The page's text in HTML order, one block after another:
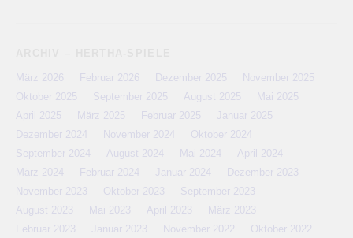
März 2026 Februar 2026 Dezember 2025
November 2025
Oktober 2025
September 2025 August 2025
Mai 2025
April 2025
März 2025 Februar 2025
Januar 2025
Dezember 2024
November 2024
Oktober 2024
September 2024
August 2024 Mai 2024
April 2024
März 2024
Februar 2024 Januar 2024
Dezember 2023
November 2023
Oktober 2023
September 2023
August 2023
Mai 2023 April 2023
März 2023
Februar 2023
Januar 2023 November 2022
Oktober 2022